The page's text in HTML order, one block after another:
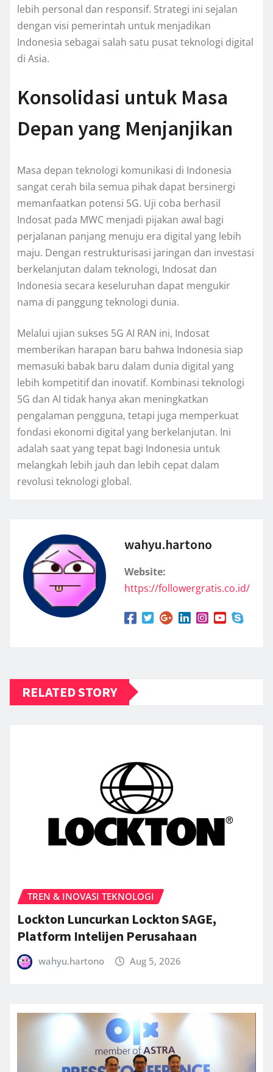
lebih personal dan responsif. Strategi ini sejalan
dengan visi pemerintah untuk menjadikan
Indonesia sebagai salah satu pusat teknologi digital
di Asia.
Konsolidasi untuk Masa
Depan yang Menjanjikan
Masa depan teknologi komunikasi di Indonesia
sangat cerah bila semua pihak dapat bersinergi
memanfaatkan potensi 5G. Uji coba berhasil
Indosat pada MWC menjadi pijakan awal bagi
perjalanan panjang menuju era digital yang lebih
maju. Dengan restrukturisasi jaringan dan investasi
berkelanjutan dalam teknologi, Indosat dan
Indonesia secara keseluruhan dapat mengukir
nama di panggung teknologi dunia.
Melalui ujian sukses 5G AI RAN ini, Indosat
memberikan harapan baru bahwa Indonesia siap
memasuki babak baru dalam dunia digital yang
lebih kompetitif dan inovatif. Kombinasi teknologi
5G dan AI tidak hanya akan meningkatkan
pengalaman pengguna, tetapi juga memperkuat
fondasi ekonomi digital yang berkelanjutan. Ini
adalah saat yang tepat bagi Indonesia untuk
melangkah lebih jauh dan lebih cepat dalam
revolusi teknologi global.
wahyu.hartono
Website:
https://followergratis.co.id/
RELATED STORY
TREN & INOVASI TEKNOLOGI
Lockton Luncurkan Lockton SAGE,
Platform Intelijen Perusahaan
wahyu.hartono Aug 5, 2026